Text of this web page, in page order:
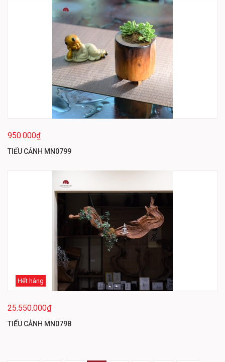
950.000₫
TIỂU CẢNH MN0799
Hết hàng
25.550.000₫
TIỂU CẢNH MN0798